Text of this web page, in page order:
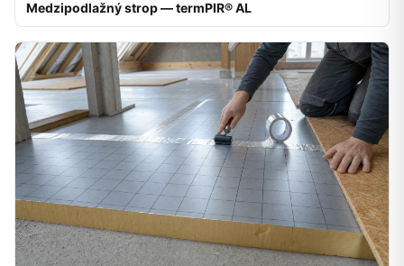
Medzipodlažný strop — termPIR® AL